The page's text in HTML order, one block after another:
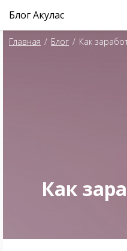
Блог Акулас
Главная / Блог / Как
Как